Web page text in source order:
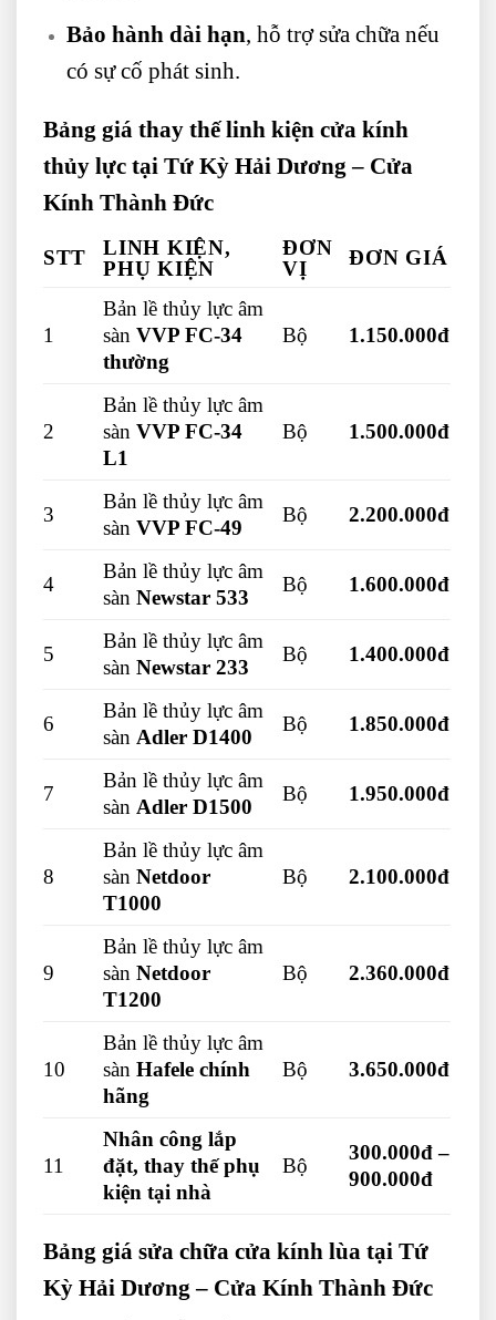
Bảo hành dài hạn , hỗ trợ sửa chữa nếu
có sự cố phát sinh.
Bảng giá thay thế linh kiện cửa kính
thủy lực tại Tứ Kỳ Hải Dương – Cửa
Kính Thành Đức
STT
LINH KIỆN,
PHỤ KIỆN
ĐƠN
VỊ
ĐƠN GIÁ
1
Bản lề thủy lực âm
sànVVP FC-34
thường
Bộ 1.150.000đ
2
Bản lề thủy lực âm
sànVVP FC-34
L1
Bộ 1.500.000đ
3
Bản lề thủy lực âm
sànVVP FC-49
Bộ 2.200.000đ
4
Bản lề thủy lực âm
sànNewstar 533
Bộ 1.600.000đ
5
Bản lề thủy lực âm
sànNewstar 233
Bộ 1.400.000đ
6
Bản lề thủy lực âm
sànAdler D1400
Bộ 1.850.000đ
7
Bản lề thủy lực âm
sànAdler D1500
Bộ 1.950.000đ
8
Bản lề thủy lực âm
sànNetdoor
T1000
Bộ 2.100.000đ
9
Bản lề thủy lực âm
sànNetdoor
T1200
Bộ 2.360.000đ
10
Bản lề thủy lực âm
sànHafele chính
hãng
Bộ 3.650.000đ
11
Nhân công lắp
đặt, thay thế phụ
kiện tại nhà
Bộ
300.000đ –
900.000đ
Bảng giá sửa chữa cửa kính lùa tại Tứ
Kỳ Hải Dương – Cửa Kính Thành Đức